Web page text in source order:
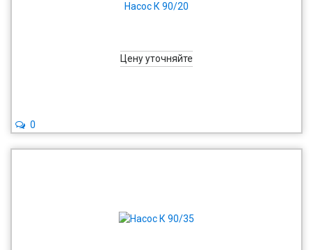
Насос К 90/20
Цену уточняйте
0